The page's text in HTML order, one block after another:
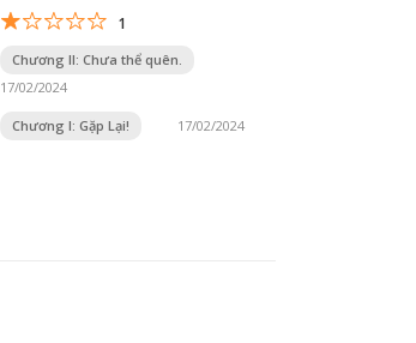
1
Chương II: Chưa thể quên.
17/02/2024
Chương I: Gặp Lại! 17/02/2024